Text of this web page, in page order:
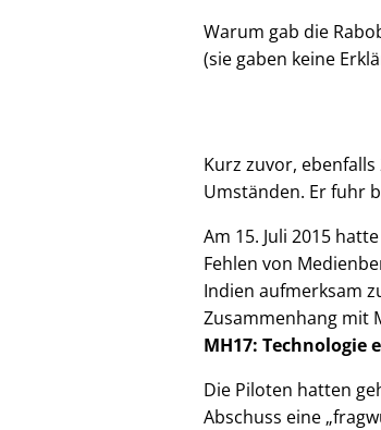
Warum gab die
(sie gaben keine
Kurz zuvor,
Umständen. Er fuhr
Am 15. Juli 2015
Fehlen von
Indien aufmerksam
Zusammenhang mit
MH17:
Die Piloten hatten
Abschuss eine